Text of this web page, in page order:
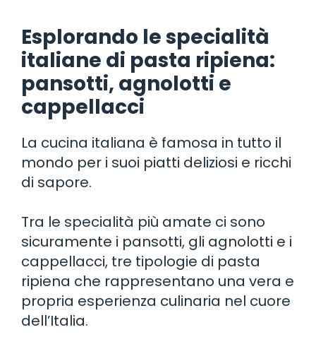
Esplorando le specialità
italiane di pasta ripiena:
pansotti, agnolotti e
cappellacci
La cucina italiana è famosa in tutto il
mondo per i suoi piatti deliziosi e ricchi
di sapore.
Tra le specialità più amate ci sono
sicuramente i pansotti, gli agnolotti e i
cappellacci, tre tipologie di pasta
ripiena che rappresentano una vera e
propria esperienza culinaria nel cuore
dell’Italia.